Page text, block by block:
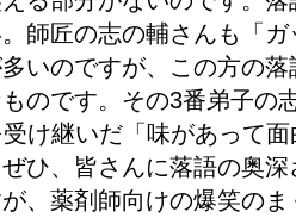
師匠の志の輔さんも「
いのですが、この方の
のです。その3番弟子の
け継いだ「味があって
ひ、皆さんに落語の奥
、薬剤師向けの爆笑の